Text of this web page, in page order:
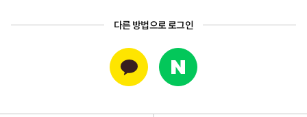
다른 방법으로 로그인